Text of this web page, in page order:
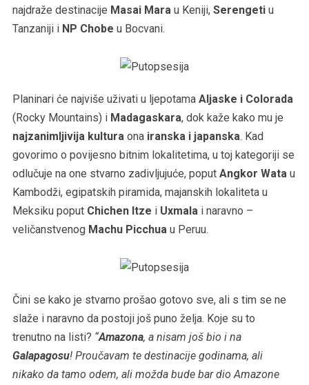
najdraže destinacije Masai Mara u Keniji, Serengetiu
Tanzaniji i NP Chobe u Bocvani.
Planinari će najviše uživati u ljepotama Aljaske i Colorada
(Rocky Mountains) i Madagaskara, dok kaže kako mu je
najzanimljivija kultura ona iranska i japanska. Kad
govorimo o povijesno bitnim lokalitetima, u toj kategoriji se
odlučuje na one stvarno zadivljujuće, poput Angkor Wata u
Kambodži, egipatskih piramida, majanskih lokaliteta u
Meksiku poput Chichen Itze i Uxmala i naravno –
veličanstvenog Machu Picchua u Peruu.
Čini se kako je stvarno prošao gotovo sve, ali s tim se ne
slaže i naravno da postoji još puno želja. Koje su to
trenutno na listi? “Amazona, a nisam još bio i na
Galapagosu! Proučavam te destinacije godinama, ali
nikako da tamo odem, ali možda bude bar dio Amazone